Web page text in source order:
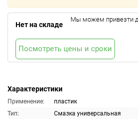
Характеристики
Применение:
пластик
Тип:
Смазка универсальная
Нет на складе
Мы можем привезти
Посмотреть цены и сроки